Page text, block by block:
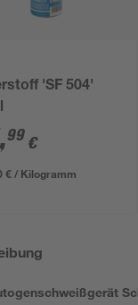
'SF 504'
,99 €
€ / Kilogramm